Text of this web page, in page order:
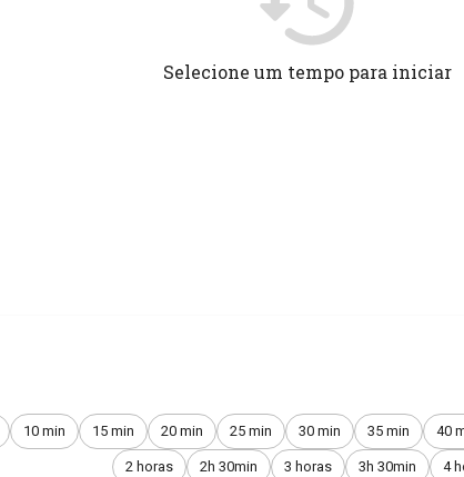
Selecione um tempo para iniciar
10 min 15 min 20 min 25 min 30 min 35 min 40
2 horas 2h 30min 3 horas 3h 30min 4